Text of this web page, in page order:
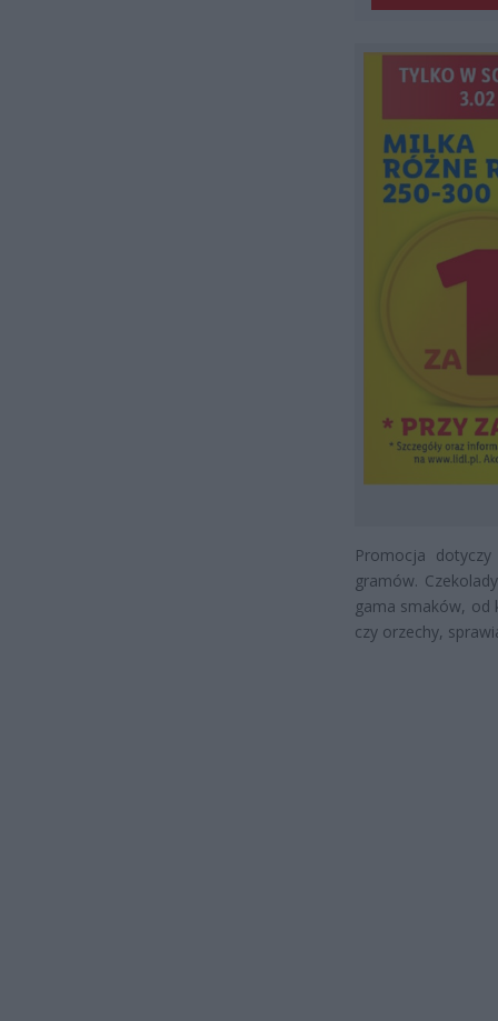
Promocja
gramów.
gama smaków, od
czy orzechy,